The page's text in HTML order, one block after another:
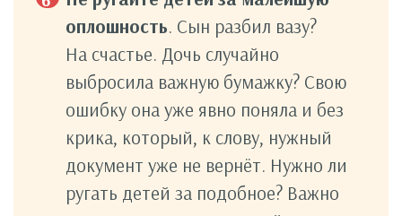
оплошность. Сын разбил вазу?
На счастье. Дочь случайно
выбросила важную бумажку? Свою
ошибку она уже явно поняла и без
крика, который, к слову, нужный
документ уже не вернёт. Нужно ли
ругать детей за подобное? Важно